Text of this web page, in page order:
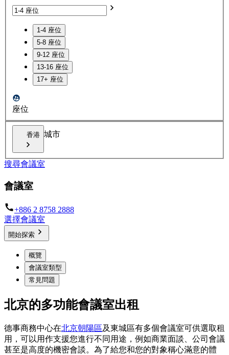
1-4 座位
5-8 座位
9-12 座位
13-16 座位
17+ 座位
座位
香港 城市
搜尋會議室
會議室
+886 2 8758 2888
選擇會議室
開始探索
概覽
會議室類型
常見問題
北京的多功能會議室出租
德事商務中心在北京朝陽區及東城區有多個會議室可供選取租
用，可以用作支援您進行不同用途，例如商業面談、公司會議
甚至是高度的機密會談。為了給您和您的對象稱心滿意的體